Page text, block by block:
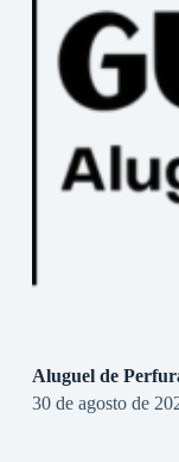
Aluguel de
30 de agosto de